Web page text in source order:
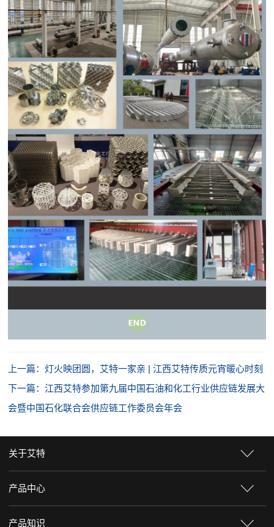
上一篇：灯火映团圆，艾特一家亲 | 江西艾特传质元宵暖心时刻
下一篇：江西艾特参加第九届中国石油和化工行业供应链发展大
会暨中国石化联合会供应链工作委员会年会
关于艾特
产品中心
产品知识